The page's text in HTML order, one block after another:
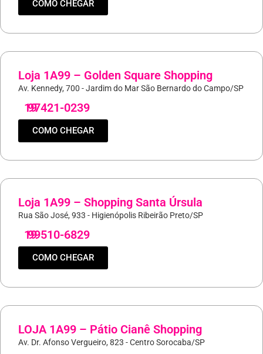
COMO CHEGAR
Loja 1A99 – Golden Square Shopping
Av. Kennedy, 700 - Jardim do Mar São Bernardo do Campo/SP
19
97421-0239
COMO CHEGAR
Loja 1A99 – Shopping Santa Úrsula
Rua São José, 933 - Higienópolis Ribeirão Preto/SP
19
99510-6829
COMO CHEGAR
LOJA 1A99 – Pátio Cianê Shopping
Av. Dr. Afonso Vergueiro, 823 - Centro Sorocaba/SP